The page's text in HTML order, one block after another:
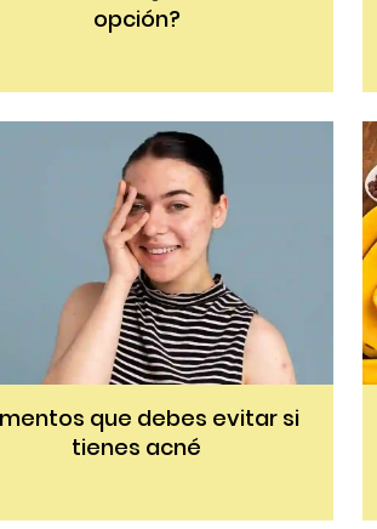
opción?
que debes evitar si
tienes acné